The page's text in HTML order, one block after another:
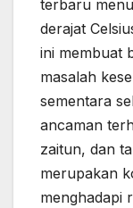
terbaru
derajat
ini membuat
masalah
sementara
ancaman
zaitun, dan
merupakan
menghadapi